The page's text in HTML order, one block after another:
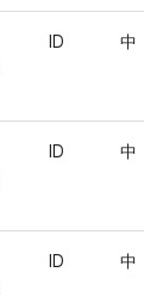
ID 中
ID 中
ID 中